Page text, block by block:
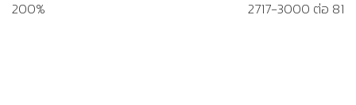
200%
2717-3000 ต่อ 81